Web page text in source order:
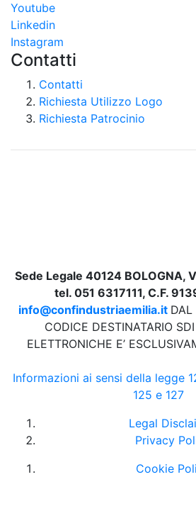
Youtube
Linkedin
Instagram
Contatti
Contatti
Richiesta Utilizzo Logo
Richiesta Patrocinio
Sede Legale 40124 BOLOGNA,
tel. 051 6317111, C.F.
info@confindustriaemilia.it DAL
CODICE DESTINATARIO
ELETTRONICHE E’
Informazioni ai sensi della legge
125 e 127
Legal
Privacy
Cookie